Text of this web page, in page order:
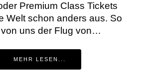
Premium Class Tickets
Welt schon anders aus. So
uns der Flug von…
MEHR LESEN...